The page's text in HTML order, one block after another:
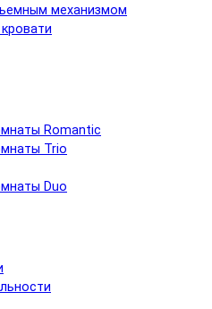
механизмом
Romantic
Trio
Duo